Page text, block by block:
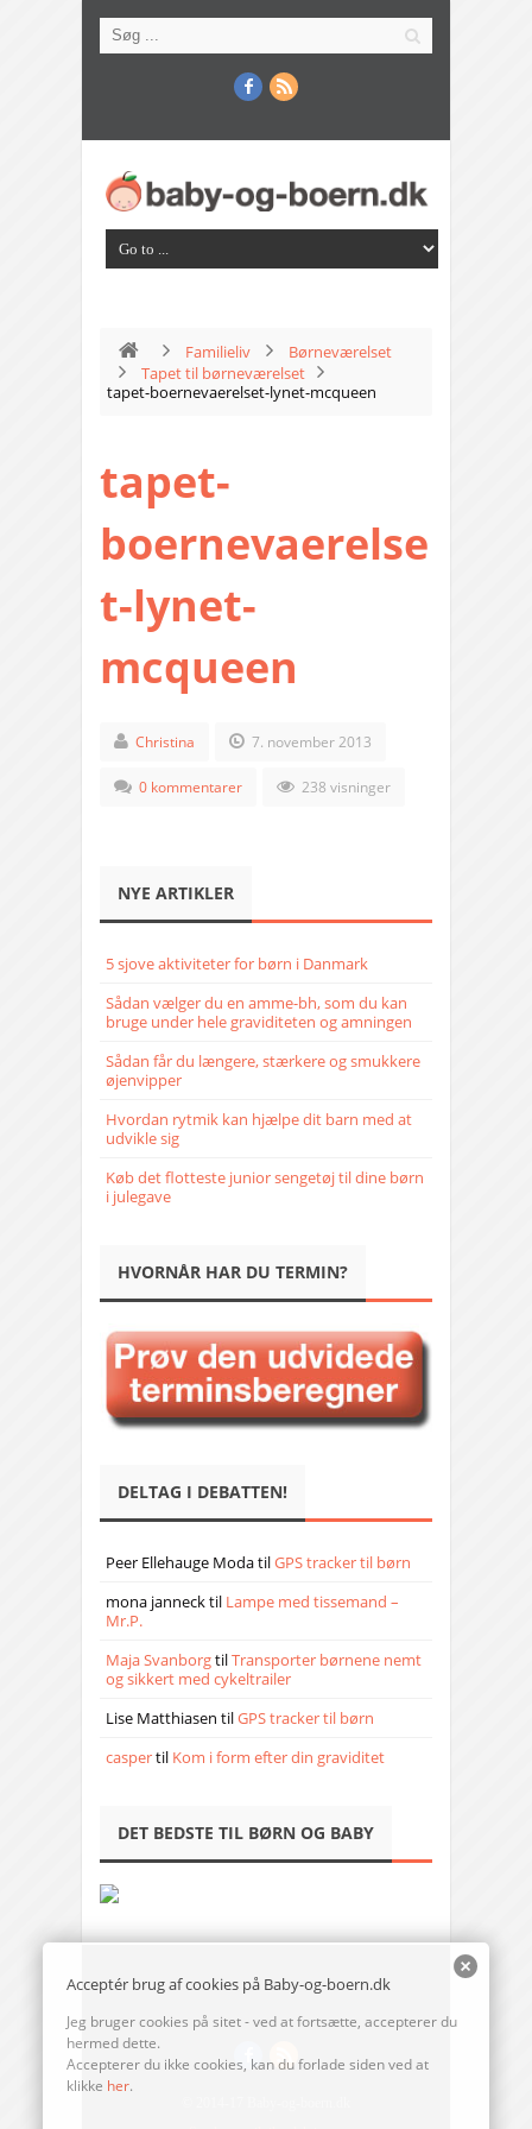
Familieliv
Børneværelset
Tapet til børneværelset
tapet-boernevaerelset-lynet-mcqueen
tapet-
boernevaerelse
t-lynet-
mcqueen
Christina 7. november 2013
0 kommentarer 238 visninger
NYE ARTIKLER
5 sjove aktiviteter for børn i Danmark
Sådan vælger du en amme-bh, som du kan
bruge under hele graviditeten og amningen
Sådan får du længere, stærkere og smukkere
øjenvipper
Hvordan rytmik kan hjælpe dit barn med at
udvikle sig
Køb det flotteste junior sengetøj til dine børn
i julegave
HVORNÅR HAR DU TERMIN?
DELTAG I DEBATTEN!
Peer Ellehauge ModatilGPS tracker til børn
mona jannecktil Lampe med tissemand –
Mr.P.
Maja SvanborgtilTransporter børnene nemt
og sikkert med cykeltrailer
Lise Matthiasen tilGPS tracker til børn
caspertil Kom i form efter din graviditet
DET BEDSTE TIL BØRN OG BABY
Acceptér brug af cookies på Baby-og-boern.dk
Jeg bruger cookies på sitet - ved at fortsætte, accepterer du
hermed dette.
Accepterer du ikke cookies, kan du forlade siden ved at
klikke her.